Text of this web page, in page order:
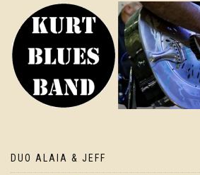
DUO ALAIA & JEFF